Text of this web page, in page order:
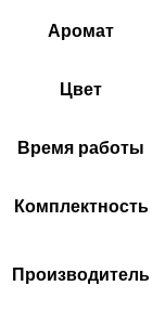
Аромат
Цвет
Время работы
Комплектность
Производитель